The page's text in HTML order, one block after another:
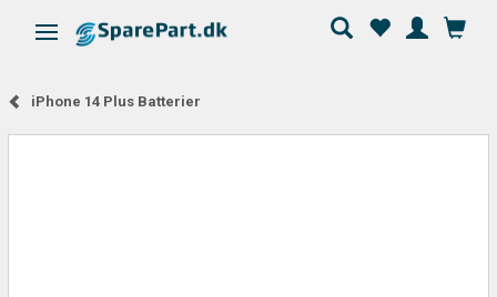
Skifte navigation
iPhone 14 Plus Batterier